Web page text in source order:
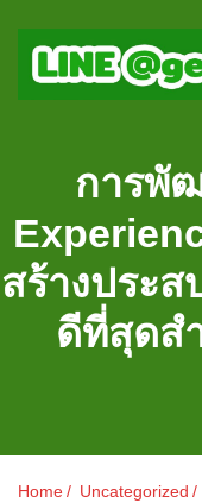
ลงตำแหน่งใหม่
สมัครงาน
แบบทดสอบความรู้ HR
การพั
สร้างประ
ดีที่สุดส
Home Uncategorized